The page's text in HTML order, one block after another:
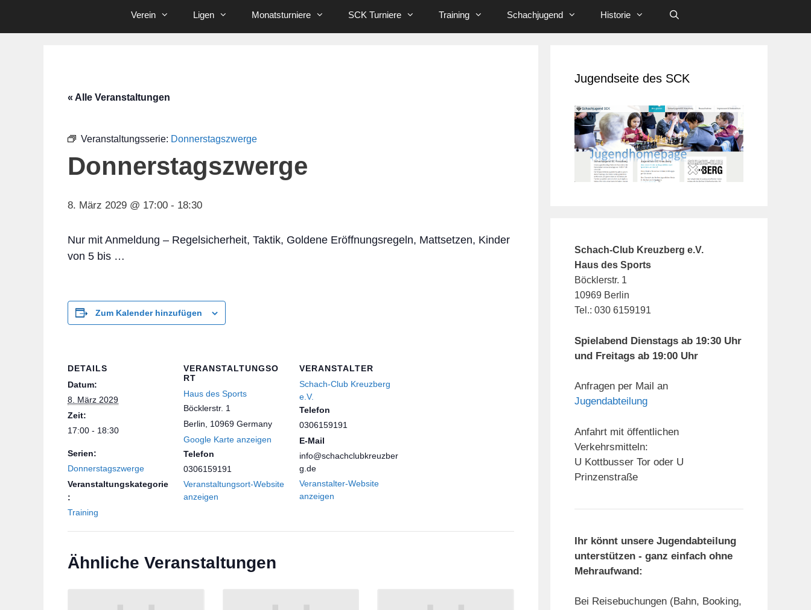
Verein Ligen Monatsturniere SCK Turniere Training Schachjugend Historie
« Alle Veranstaltungen
Veranstaltungsserie: Donnerstagszwerge
Donnerstagszwerge
8. März 2029 @ 17:00 - 18:30
Nur mit Anmeldung – Regelsicherheit, Taktik, Goldene Eröffnungsregeln, Mattsetzen, Kinder
von 5 bis …
Zum Kalender hinzufügen
DETAILS
Datum:
8. März 2029
Zeit:
17:00 - 18:30
Serien:
Donnerstagszwerge
Veranstaltungskategorie
:
Training
VERANSTALTUNGSO
RT
Haus des Sports
Böcklerstr. 1
Berlin
10969 Germany
Google Karte anzeigen
Telefon
0306159191
Veranstaltungsort-Website
anzeigen
VERANSTALTER
Schach-Club Kreuzberg
e.V.
Telefon
0306159191
E-Mail
info@schachclubkreuzber
g.de
Veranstalter-Website
anzeigen
Ähnliche Veranstaltungen
Jugendseite des SCK
Schach-Club Kreuzberg e.V.
Haus des Sports
Böcklerstr. 1
10969 Berlin
Tel.: 030 6159191
Spielabend Dienstags ab 19:30 Uhr
und Freitags ab 19:00 Uhr
Anfragen per Mail an
Jugendabteilung
Anfahrt mit öffentlichen
Verkehrsmitteln:
U Kottbusser Tor oder U
Prinzenstraße
Ihr könnt unsere Jugendabteilung
unterstützen - ganz einfach ohne
Mehraufwand:
Bei Reisebuchungen (Bahn, Booking,